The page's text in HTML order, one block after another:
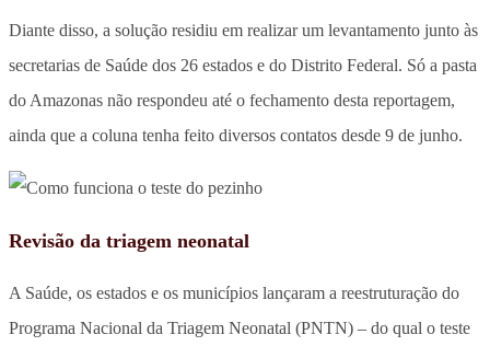
Diante disso, a solução residiu em realizar um levantamento junto às
secretarias de Saúde dos 26 estados e do Distrito Federal. Só a pasta
do Amazonas não respondeu até o fechamento desta reportagem,
ainda que a coluna tenha feito diversos contatos desde 9 de junho.
Revisão da triagem neonatal
A Saúde, os estados e os municípios lançaram a reestruturação do
Programa Nacional da Triagem Neonatal (PNTN) – do qual o teste